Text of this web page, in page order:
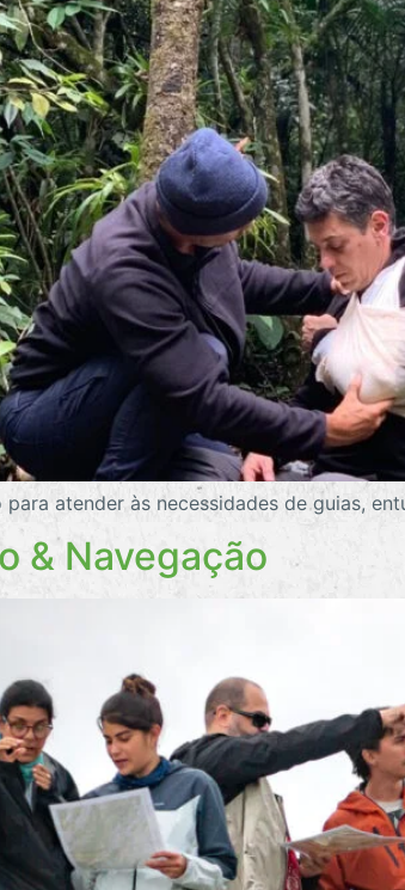
atender às necessidades de guias,
& Navegação